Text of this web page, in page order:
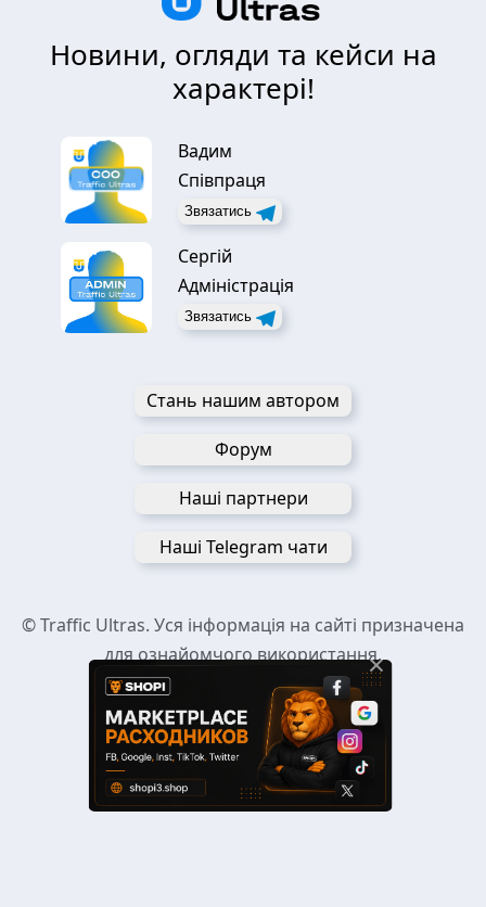
Новини, огляди та кейси на
характері!
Вадим
Співпраця
Звязатись
Сергій
Адміністрація
Звязатись
Стань нашим автором
Форум
Наші партнери
Наші Telegram чати
© Traffic Ultras. Уся інформація на сайті призначена
для ознайомчого використання.
×